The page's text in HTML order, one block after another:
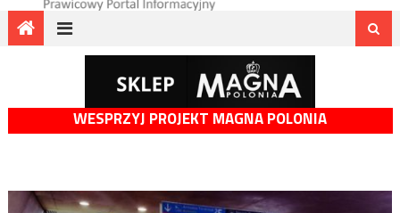
WESPRZYJ PROJEKT MAGNA POLONIA